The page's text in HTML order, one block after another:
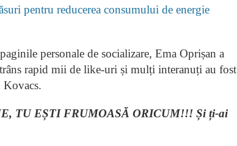
pentru reducerea consumului de energie
personale de socializare, Ema Oprișan a
rapid mii de like-uri și mulți interanuți au fost
Kovacs.
TU EȘTI FRUMOASĂ ORICUM!!! Și ți-ai